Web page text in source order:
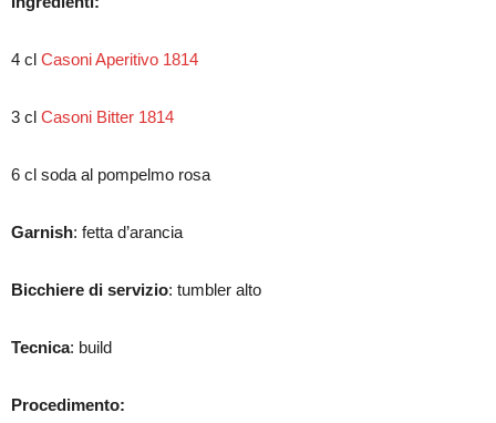
4 cl Casoni Aperitivo 1814
3 cl Casoni Bitter 1814
6 cl soda al pompelmo rosa
Garnish: fetta d’arancia
Bicchiere di servizio: tumbler alto
Tecnica: build
Procedimento: